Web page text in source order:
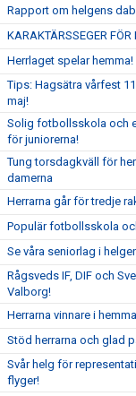
Rapport om helgens
KARAKTÄRSSEGER FÖR
Herrlaget spelar hemma!
Tips: Hagsätra vårfest
maj!
Solig fotbollsskola och
för juniorerna!
Tung torsdagkväll för
damerna
Herrarna går för tredje
Populär fotbollsskola
Se våra seniorlag i
Rågsveds IF, DIF och
Valborg!
Herrarna vinnare i
Stöd herrarna och glad
Svår helg för
flyger!